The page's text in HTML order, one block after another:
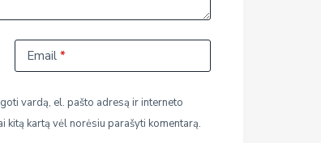
Email *
vardą, el. pašto adresą ir interneto
kitą kartą vėl norėsiu parašyti komentarą.